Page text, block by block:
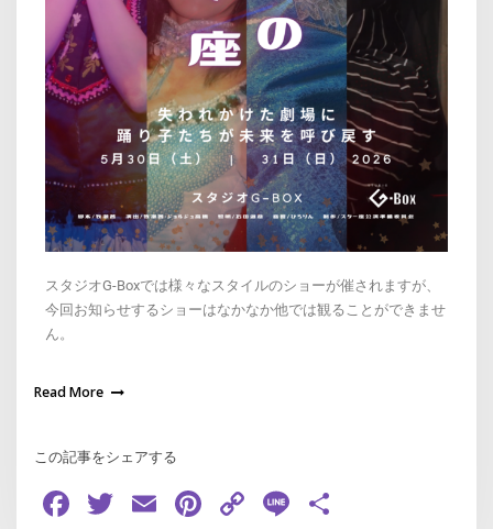
スタジオG-Boxでは様々なスタイルのショーが催されますが、
今回お知らせするショーはなかなか他では観ることができませ
ん。
Read More
この記事をシェアする
Facebook
Twitter
EmailPinterest
Copy
Line